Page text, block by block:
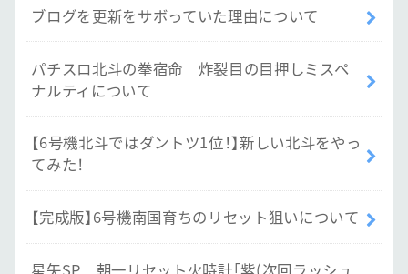
ブログを更新をサボっていた理由について
パチスロ北斗の拳宿命 炸裂目の目押しミスペ
ナルティについて
【6号機北斗ではダントツ1位！】新しい北斗をやっ
てみた！
【完成版】6号機南国育ちのリセット狙いについて